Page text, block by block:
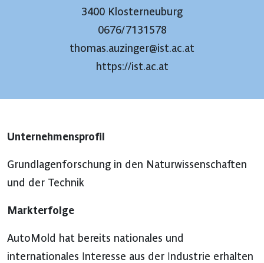
3400 Klosterneuburg
0676/7131578
thomas.auzinger@ist.ac.at
https://ist.ac.at
Unternehmensprofil
Grundlagenforschung in den Naturwissenschaften
und der Technik
Markterfolge
AutoMold hat bereits nationales und
internationales Interesse aus der Industrie erhalten